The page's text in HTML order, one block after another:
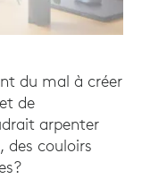
du mal à créer
de
arpenter
des couloirs